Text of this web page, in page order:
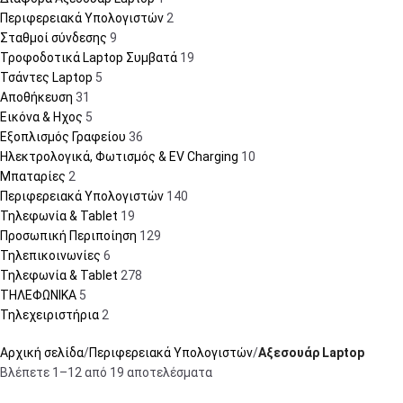
Περιφερειακά Υπολογιστών2
Σταθμοί σύνδεσης 9
Τροφοδοτικά Laptop Συμβατά 19
Τσάντες Laptop 5
Αποθήκευση 31
Εικόνα & Ηχος 5
Εξοπλισμός Γραφείου 36
Ηλεκτρολογικά, Φωτισμός & EV Charging 10
Μπαταρίες 2
Περιφερειακά Υπολογιστών 140
Τηλεφωνία & Tablet 19
Προσωπική Περιποίηση 129
Τηλεπικοινωνίες 6
Τηλεφωνία & Tablet 278
ΤΗΛΕΦΩΝΙΚΑ 5
Τηλεχειριστήρια2
Αρχική σελίδα Περιφερειακά Υπολογιστών Αξεσουάρ Laptop
Βλέπετε 1–12 από 19 αποτελέσματα